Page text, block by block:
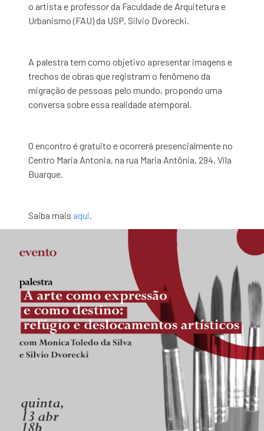
o artista e professor da Faculdade de Arquitetura e
Urbanismo (FAU) da USP, Silvio Dvorecki.
A palestra tem como objetivo apresentar imagens e
trechos de obras que registram o fenômeno da
migração de pessoas pelo mundo, propondo uma
conversa sobre essa realidade atemporal.
O encontro é gratuito e ocorrerá presencialmente no
Centro Maria Antonia, na rua Maria Antônia, 294, Vila
Buarque.
Saiba mais aqui.